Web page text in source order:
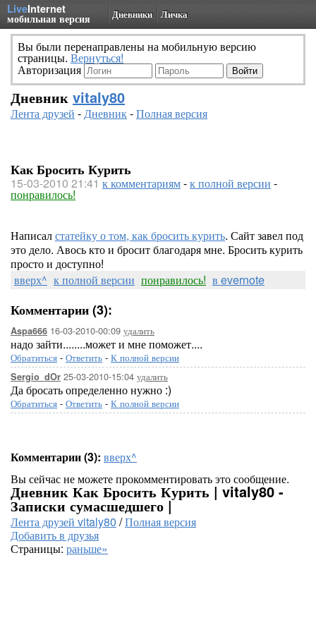
LiveInternet
мобильная версия Дневники Личка
Вы были перенаправлены на мобильную версию
страницы. Вернуться!
Авторизация
Дневник vitaly80
Лента друзей -Дневник-Полная версия
Как Бросить Курить
15-03-2010 21:41 к комментариям-к полной версии -
понравилось!
Написалстатейку о том, как бросить курить. Сайт завел под
это дело. Авось кто и бросит благодаря мне. Бросить курить
просто и доступно!
вверх^ к полной версии понравилось! в evernote
Комментарии (3):
Aspa666 16-03-2010-00:09 удалить
надо зайти........может и мне поможет....
Обратиться - Ответить - К полной версии
Sergio_dOr 25-03-2010-15:04 удалить
Да бросать определенно нужно :)
Обратиться - Ответить - К полной версии
Комментарии (3): вверх^
Вы сейчас не можете прокомментировать это сообщение.
Дневник Как Бросить Курить | vitaly80 -
Записки сумасшедшего |
Лента друзей vitaly80 /Полная версия
Добавить в друзья
Страницы: раньше»